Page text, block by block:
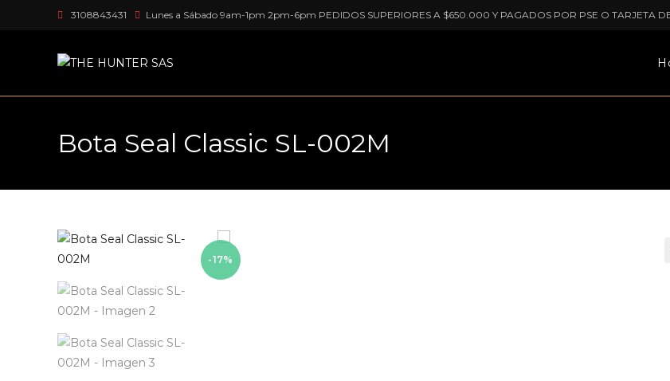
3108843431 Lunes a Sábado 9am-1pm 2pm-6pm PEDIDOS SUPERIORES A $650.000 Y PAGADOS POR PSE O TARJETA
Bota Seal Classic SL-002M
-17%